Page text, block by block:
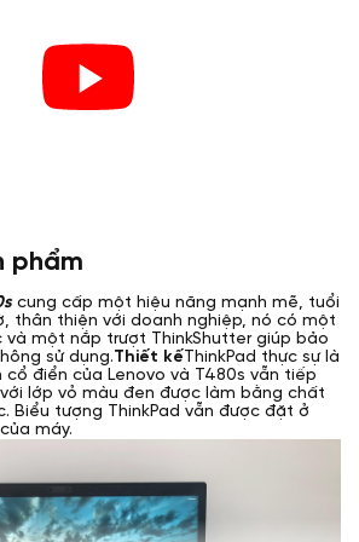
phẩm
cung cấp một hiệu năng mạnh mẽ, tuổi
thân thiện với doanh nghiệp, nó có một
và một nắp trượt ThinkShutter giúp bảo
sử dụng.Thiết kếThinkPad thực sự là
điển của Lenovo và T480s vẫn tiếp
lớp vỏ màu đen được làm bằng chất
Biểu tượng ThinkPad vẫn được đặt ở
máy.